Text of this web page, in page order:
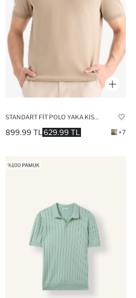
629.99 TL
899.99 TL +7